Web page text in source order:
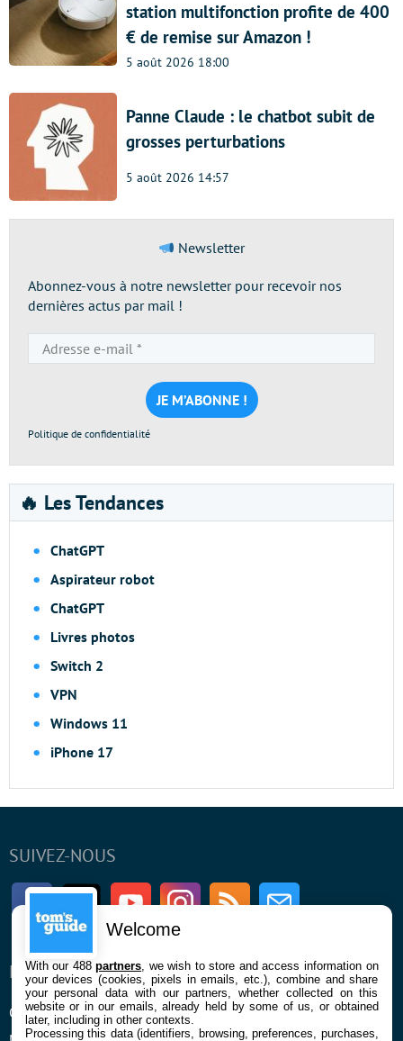
station multifonction profite de 400
€ de remise sur Amazon !
5 août 2026 18:00
Panne Claude : le chatbot subit de
grosses perturbations
5 août 2026 14:57
Newsletter
Abonnez-vous à notre newsletter pour recevoir nos
dernières actus par mail !
e-
mail
*
Politique de confidentialité
🔥 Les Tendances
ChatGPT
Aspirateur robot
ChatGPT
Livres photos
Switch 2
VPN
Windows 11
iPhone 17
SUIVEZ-NOUS
FacebookTwitter Youtube InstagramRSS Newsletter
ENTREPRISE
Qui sommes nous
À PROPOS
La rédaction
Welcome
With our 488partners , we wish to store and access information on
your devices (cookies, pixels in emails, etc.), combine and share
your personal data with our partners, whether collected on this
website or in our emails, already held by some of us, or obtained
later, including in other contexts.
Processing this data (identifiers, browsing, preferences, purchases,